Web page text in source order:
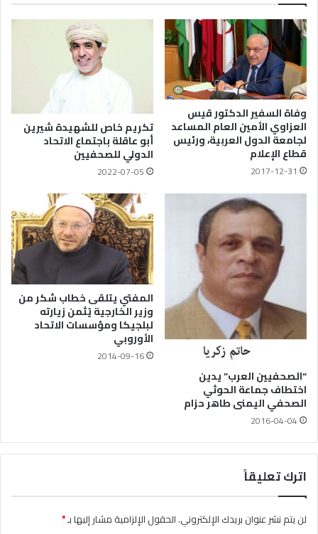
وفاة السفير الدكتور قيس
العزاوي الأمين العام المساعد
لجامعة الدول العربية، ورئيس
قطاع الإعلام
2017-12-31
تكريم خاص للشهيدة شيرين
أبو عاقلة باجتماع الاتحاد
الدولي للصحفيين
2022-07-05
“الصحفيين العرب” يدين
اختطاف جماعة الحوثي
الصحفي اليمنى طاهر حزام
2016-04-04
المفتي يتلقى خطاب شكر من
وزير الخارجية يُثمن زيارته
لبلجيكا ومؤسسات الاتحاد
الأوروبي
2014-09-16
اترك تعليقاً
لن يتم نشر عنوان بريدك الإلكتروني.الحقول الإلزامية مشار إليها بـ*